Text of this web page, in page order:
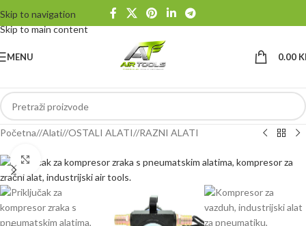
Skip to navigation
Skip to main content
MENU 0.00
Početna/ Alati/ OSTALI ALATI/ RAZNI ALATI
Klikni da uvećaš